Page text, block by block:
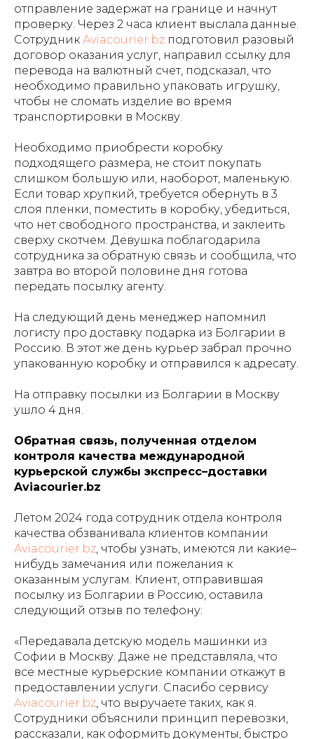
отправление задержат на границе и начнут
проверку. Через 2 часа клиент выслала данные.
Сотрудник Aviacourier.bz подготовил разовый
договор оказания услуг, направил ссылку для
перевода на валютный счет, подсказал, что
необходимо правильно упаковать игрушку,
чтобы не сломать изделие во время
транспортировки в Москву.
Необходимо приобрести коробку
подходящего размера, не стоит покупать
слишком большую или, наоборот, маленькую.
Если товар хрупкий, требуется обернуть в 3
слоя пленки, поместить в коробку, убедиться,
что нет свободного пространства, и заклеить
сверху скотчем. Девушка поблагодарила
сотрудника за обратную связь и сообщила, что
завтра во второй половине дня готова
передать посылку агенту.
На следующий день менеджер напомнил
логисту про доставку подарка из Болгарии в
Россию. В этот же день курьер забрал прочно
упакованную коробку и отправился к адресату.
На отправку посылки из Болгарии в Москву
ушло 4 дня.
Обратная связь, полученная отделом
контроля качества международной
курьерской службы экспресс–доставки
Aviacourier.bz
Летом 2024 года сотрудник отдела контроля
качества обзванивала клиентов компании
Aviacourier.bz , чтобы узнать, имеются ли какие–
нибудь замечания или пожелания к
оказанным услугам. Клиент, отправившая
посылку из Болгарии в Россию, оставила
следующий отзыв по телефону:
«Передавала детскую модель машинки из
Софии в Москву. Даже не представляла, что
все местные курьерские компании откажут в
предоставлении услуги. Спасибо сервису
Aviacourier.bz , что выручаете таких, как я.
Сотрудники объяснили принцип перевозки,
рассказали, как оформить документы, быстро